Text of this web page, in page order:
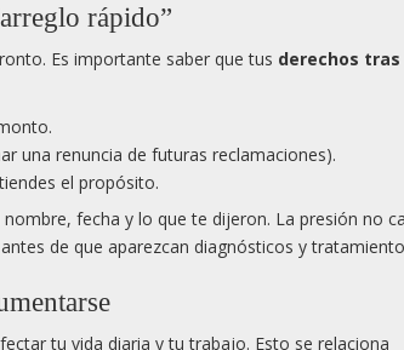
rápido”
Es importante saber que tus derechos tras
una renuncia de futuras reclamaciones).
el propósito.
fecha y lo que te dijeron. La presión no
de que aparezcan diagnósticos y
tu vida diaria y tu trabajo. Esto se relaciona